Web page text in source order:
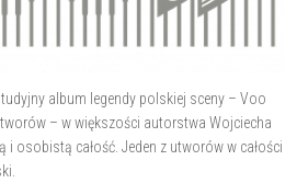
album legendy polskiej sceny – Voo
– w większości autorstwa Wojciecha
osobistą całość. Jeden z utworów w całości